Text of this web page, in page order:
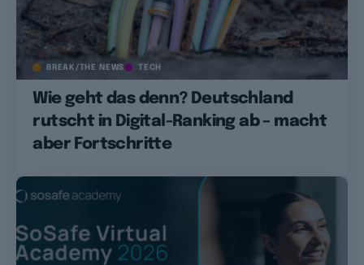
BREAK/THE NEWS TECH
Wie geht das denn? Deutschland
rutscht in Digital-Ranking ab – macht
aber Fortschritte